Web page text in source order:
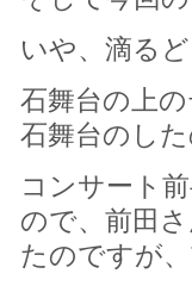
いや、滴る
石舞台の上
石舞台のし
コンサート
ので、前田
たのですが